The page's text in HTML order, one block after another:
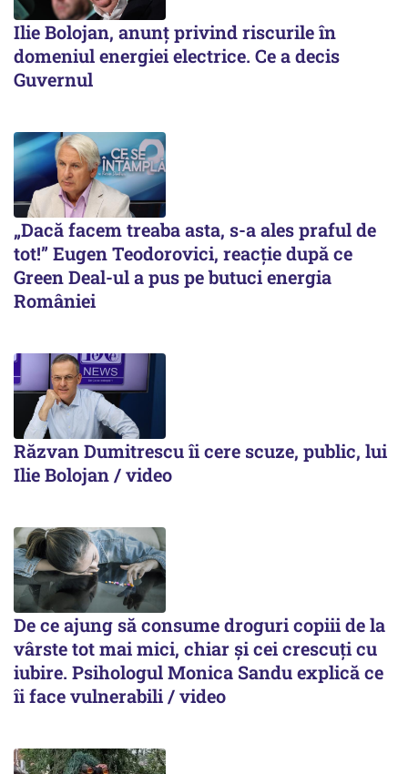
Ilie Bolojan, anunț privind riscurile în
domeniul energiei electrice. Ce a decis
Guvernul
„Dacă facem treaba asta, s-a ales praful de
tot!” Eugen Teodorovici, reacție după ce
Green Deal-ul a pus pe butuci energia
României
Răzvan Dumitrescu îi cere scuze, public, lui
Ilie Bolojan / video
De ce ajung să consume droguri copiii de la
vârste tot mai mici, chiar și cei crescuți cu
iubire. Psihologul Monica Sandu explică ce
îi face vulnerabili / video